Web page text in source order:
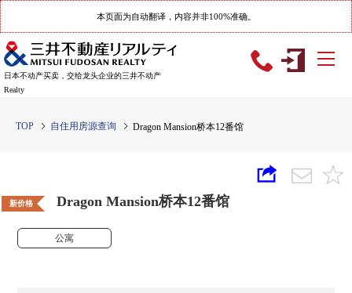
本页面为自动翻译，内容并非100%准确。
日本不动产买卖，交给龙头企业的三井不动产
Realty
TOP 自住用房源查询 Dragon Mansion桥本12番馆
新价格 Dragon Mansion桥本12番馆
公寓